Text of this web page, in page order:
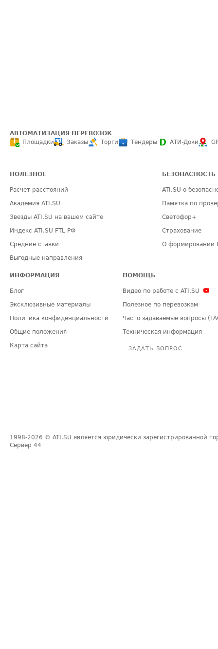
АВТОМАТИЗАЦИЯ ПЕРЕВОЗОК
Площадки
Заказы Торги Тендеры АТИ-Доки
ПОЛЕЗНОЕ
Расчет расстояний
Академия ATI.SU
Звезды ATI.SU на вашем сайте
Индекс ATI.SU FTL РФ
Средние ставки
Выгодные направления
БЕЗОПАСНОСТЬ
ATI.SU о
Памятка по
Светофор+
Страхование
О формировании
ИНФОРМАЦИЯ
Блог
Эксклюзивные материалы
Политика конфиденциальности
Общие положения
Карта сайта
ПОМОЩЬ
Видео по работе с ATI.SU
Полезное по перевозкам
Часто задаваемые вопросы
Техническая информация
ЗАДАТЬ ВОПРОС
1998-2026 © ATI.SU является юридически зарегистрированной
Сервер 44